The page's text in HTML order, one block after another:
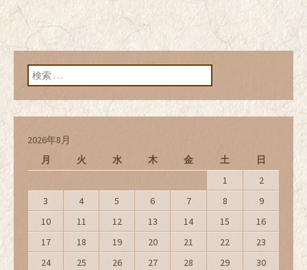
検索:
2026年8月
月
火 水 木 金 土 日
1
2
3
4 5 6 7 8
9
10
11 12 13 14 15
16
17
18 19 20 21 22
23
24
25 26 27 28 29
30